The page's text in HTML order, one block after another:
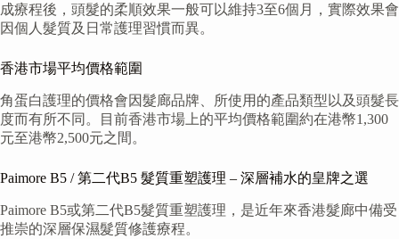
成療程後，頭髮的柔順效果一般可以維持3至6個月，實際效果會
因個人髮質及日常護理習慣而異。
香港市場平均價格範圍
角蛋白護理的價格會因髮廊品牌、所使用的產品類型以及頭髮長
度而有所不同。目前香港市場上的平均價格範圍約在港幣1,300
元至港幣2,500元之間。
Paimore B5 / 第二代B5 髮質重塑護理 – 深層補水的皇牌之選
Paimore B5或第二代B5髮質重塑護理，是近年來香港髮廊中備受
推崇的深層保濕髮質修護療程。